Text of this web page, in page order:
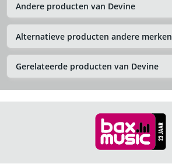
Andere producten van Devine
Alternatieve producten andere merken
Gerelateerde producten van Devine